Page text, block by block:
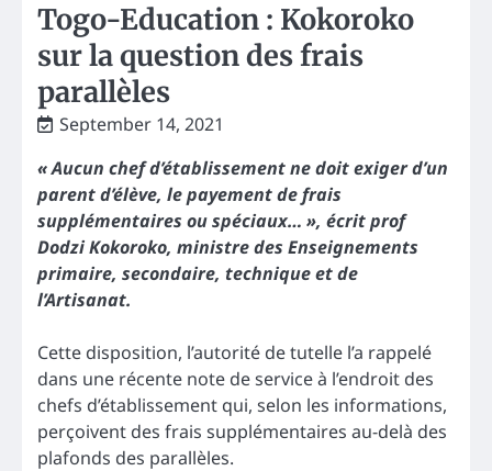
Togo-Education : Kokoroko
sur la question des frais
parallèles
September 14, 2021
« Aucun chef d’établissement ne doit exiger d’un
parent d’élève, le payement de frais
supplémentaires ou spéciaux… », écrit prof
Dodzi Kokoroko, ministre des Enseignements
primaire, secondaire, technique et de
l’Artisanat.
Cette disposition, l’autorité de tutelle l’a rappelé
dans une récente note de service à l’endroit des
chefs d’établissement qui, selon les informations,
perçoivent des frais supplémentaires au-delà des
plafonds des parallèles.